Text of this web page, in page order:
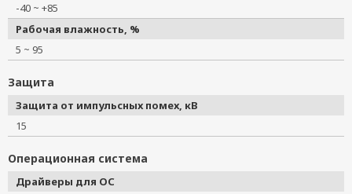
-40 ~ +85
Рабочая влажность, %
5 ~ 95
Защита
Защита от импульсных помех, кВ
15
Операционная система
Драйверы для ОС